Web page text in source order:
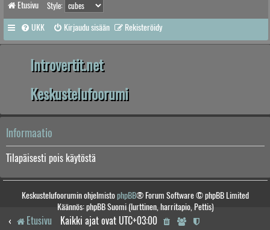
Etusivu Style:
UKK Kirjaudu sisään Rekisteröidy
Introvertit.net
Keskustelufoorumi
Informaatio
Tilapäisesti pois käytöstä
Keskustelufoorumin ohjelmistophpBB® Forum Software © phpBB Limited
Käännös: phpBB Suomi (lurttinen, harritapio, Pettis)
Etusivu Kaikki ajat ovat UTC+03:00